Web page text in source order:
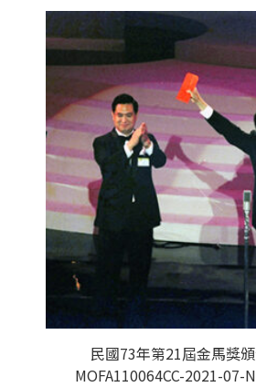
民國73年第21屆金馬獎
MOFA110064CC-2021-07-